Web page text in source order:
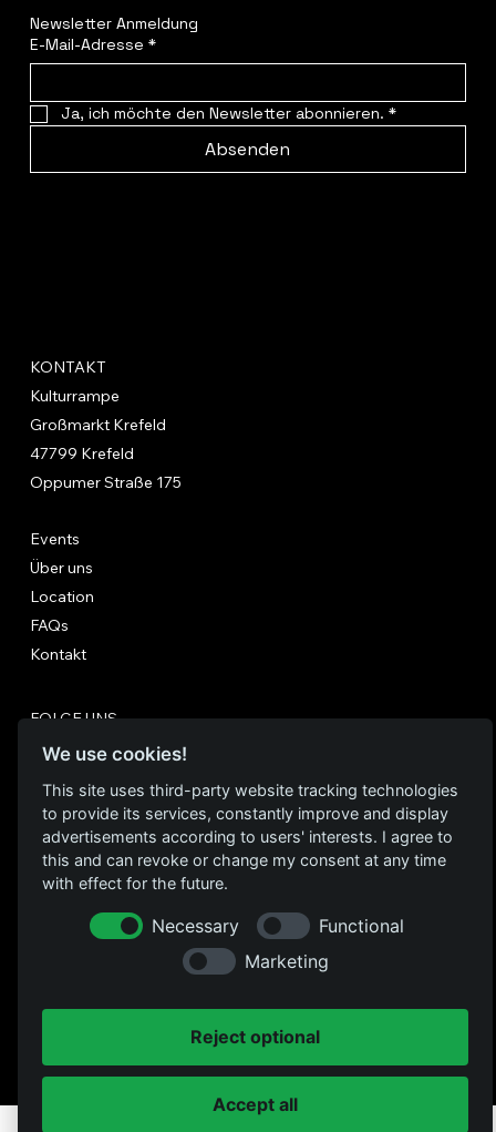
© 2026 Kulturrampe Krefeld.
Newsletter Anmeldung
E-Mail-Adresse *
Ja, ich möchte den Newsletter abonnieren. *
Absenden
KONTAKT
Kulturrampe
Großmarkt Krefeld
Oppumer Straße 175
47799 Krefeld
FOLGE UNS
Instagram
Facebook
Events
Über uns
Location
FAQs
Kontakt
RECHTLICHES
Datenschutz
Impressum
We use cookies!
This site uses third-party website tracking technologies
to provide its services, constantly improve and display
advertisements according to users' interests. I agree to
this and can revoke or change my consent at any time
with effect for the future.
Necessary
Functional
Marketing
Reject optional
Accept all